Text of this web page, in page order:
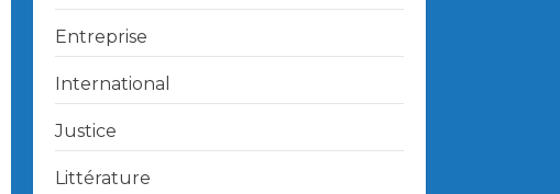
Entreprise
International
Justice
Littérature